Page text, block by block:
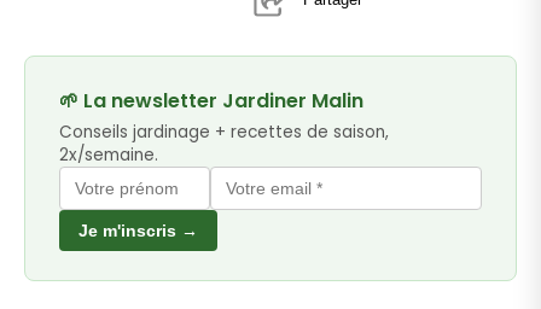
🌱 La newsletter Jardiner Malin
Conseils jardinage + recettes de saison,
2x/semaine.
Je m'inscris →